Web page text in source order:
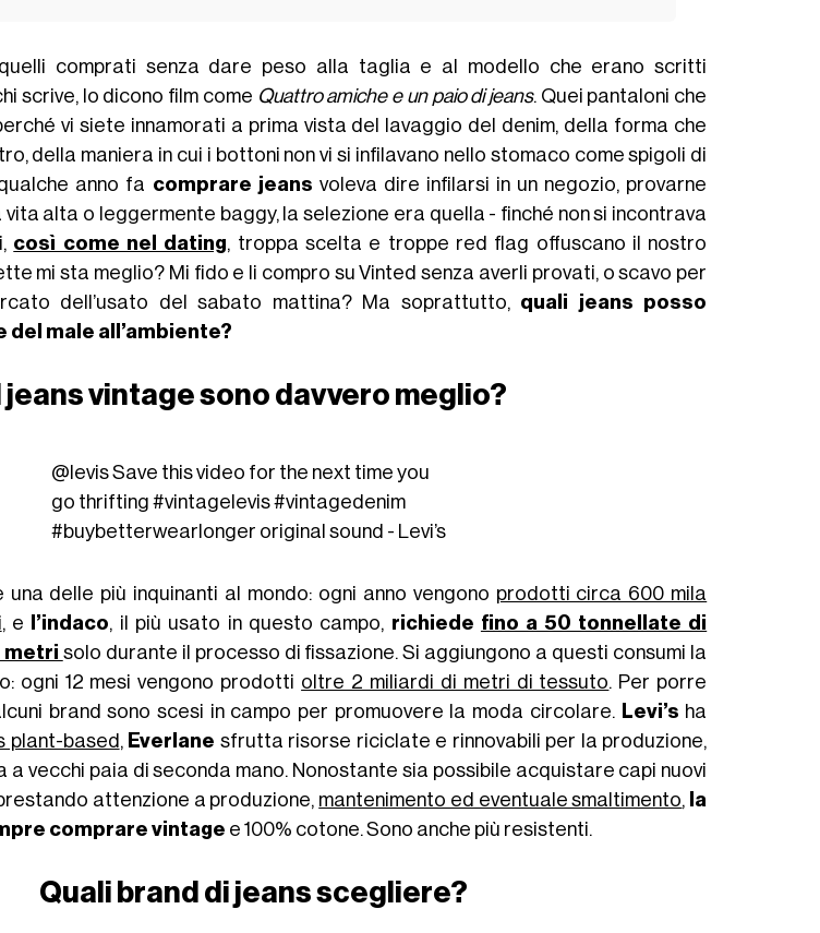
quelli comprati senza dare peso alla taglia e al modello che erano scritti
scrive, lo dicono film come Quattro amiche e un paio di jeans. Quei pantaloni che
vi siete innamorati a prima vista del lavaggio del denim, della forma che
della maniera in cui i bottoni non vi si infilavano nello stomaco come spigoli di
anno fa comprare jeans voleva dire infilarsi in un negozio, provarne
vita alta o leggermente baggy, la selezione era quella - finché non si incontrava
così come nel dating, troppa scelta e troppe red flag offuscano il nostro
mi sta meglio? Mi fido e li compro su Vinted senza averli provati, o scavo per
dell’usato del sabato mattina? Ma soprattutto, quali jeans posso
male all’ambiente?
I jeans vintage sono davvero meglio?
@levisSave this video for the next time you
go thrifting#vintagelevis#vintagedenim
#buybetterwearlonger original sound - Levi’s
una delle più inquinanti al mondo: ogni anno vengono prodotti circa 600 mila
, e l’indaco, il più usato in questo campo, richiede fino a 50 tonnellate di
metri solo durante il processo di fissazione. Si aggiungono a questi consumi la
ogni 12 mesi vengono prodotti oltre 2 miliardi di metri di tessuto. Per porre
brand sono scesi in campo per promuovere la moda circolare. Levi’s ha
plant-based , Everlane sfrutta risorse riciclate e rinnovabili per la produzione,
a vecchi paia di seconda mano. Nonostante sia possibile acquistare capi nuovi
attenzione a produzione, mantenimento ed eventuale smaltimento, la
comprare vintage e 100% cotone. Sono anche più resistenti.
Quali brand di jeans scegliere?